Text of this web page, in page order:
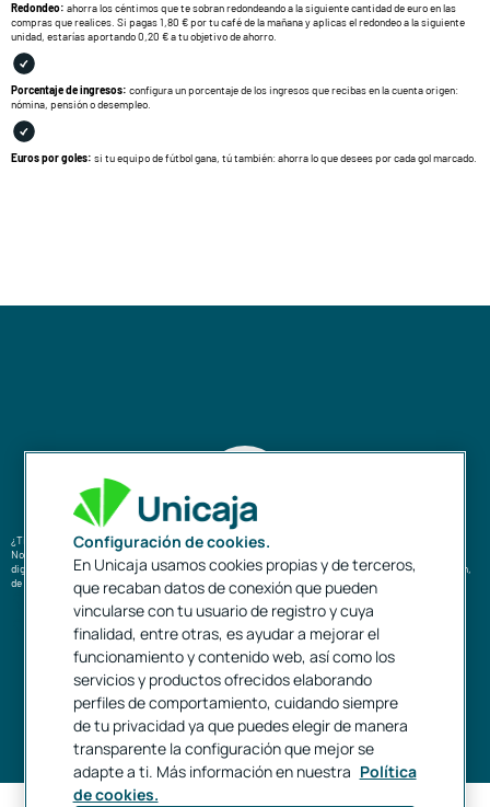
Redondeo: ahorra los céntimos que te sobran redondeando a la siguiente cantidad de euro en las
compras que realices. Si pagas 1,80 € por tu café de la mañana y aplicas el redondeo a la siguiente
unidad, estarías aportando 0,20 € a tu objetivo de ahorro.
Porcentaje de ingresos: configura un porcentaje de los ingresos que recibas en la cuenta origen:
nómina, pensión o desempleo.
Euros por goles: si tu equipo de fútbol gana, tú también: ahorra lo que desees por cada gol marcado.
¿Tienes dudas?
No pierdas más tiempo y descubre la satisfacción de alcanzar tus objetivos con nuestras huchas
digitales. Si tienes dudas o necesitas ayuda para comenzar, contacta a nuestro equipo de atención,
de lunes a sábado de 8:00 a 22:00h, excepto festivos nacionales.
952 60 67 67
900 15 15 16
Configuración de cookies.
En Unicaja usamos cookies propias y de terceros,
que recaban datos de conexión que pueden
vincularse con tu usuario de registro y cuya
finalidad, entre otras, es ayudar a mejorar el
funcionamiento y contenido web, así como los
servicios y productos ofrecidos elaborando
perfiles de comportamiento, cuidando siempre
de tu privacidad ya que puedes elegir de manera
transparente la configuración que mejor se
adapte a ti. Más información en nuestra Política
de cookies.